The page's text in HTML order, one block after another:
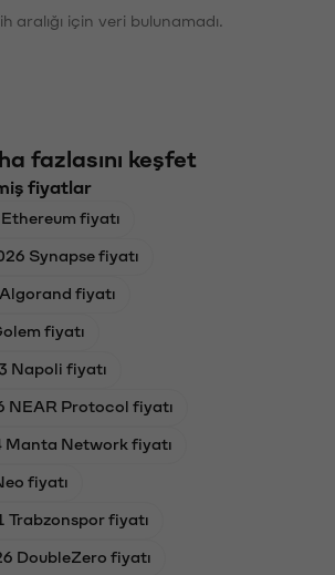
aralığı için veri bulunamadı.
fazlasını keşfet
fiyatlar
fiyatı
Synapse fiyatı
fiyatı
fiyatı
Napoli fiyatı
NEAR Protocol fiyatı
Manta Network fiyatı
fiyatı
Trabzonspor fiyatı
DoubleZero fiyatı